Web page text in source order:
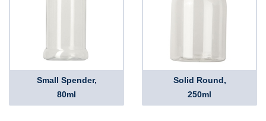
Small Spender,
80ml
Solid Round,
250ml